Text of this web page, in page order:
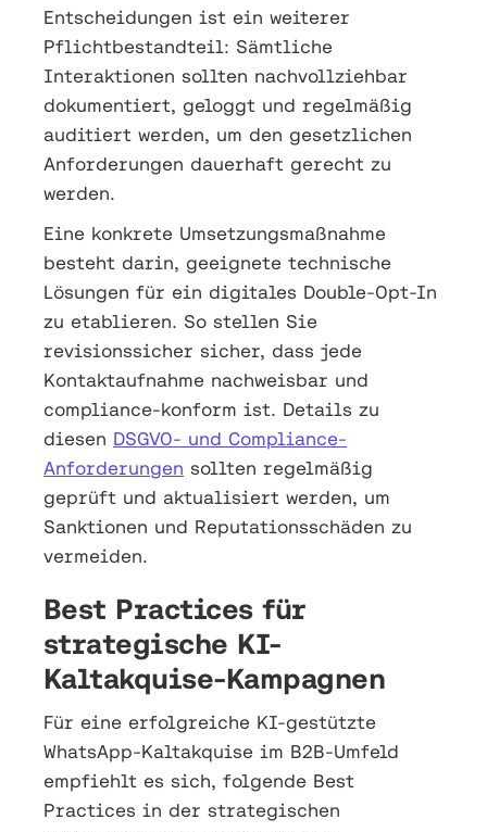
Entscheidungen ist ein weiterer
Pflichtbestandteil: Sämtliche
Interaktionen sollten nachvollziehbar
dokumentiert, geloggt und regelmäßig
auditiert werden, um den gesetzlichen
Anforderungen dauerhaft gerecht zu
werden.
Eine konkrete Umsetzungsmaßnahme
besteht darin, geeignete technische
Lösungen für ein digitales Double-Opt-In
zu etablieren. So stellen Sie
revisionssicher sicher, dass jede
Kontaktaufnahme nachweisbar und
compliance-konform ist. Details zu
diesen DSGVO- und Compliance-
Anforderungen sollten regelmäßig
geprüft und aktualisiert werden, um
Sanktionen und Reputationsschäden zu
vermeiden.
Best Practices für
strategische KI-
Kaltakquise-Kampagnen
Für eine erfolgreiche KI-gestützte
WhatsApp-Kaltakquise im B2B-Umfeld
empfiehlt es sich, folgende Best
Practices in der strategischen